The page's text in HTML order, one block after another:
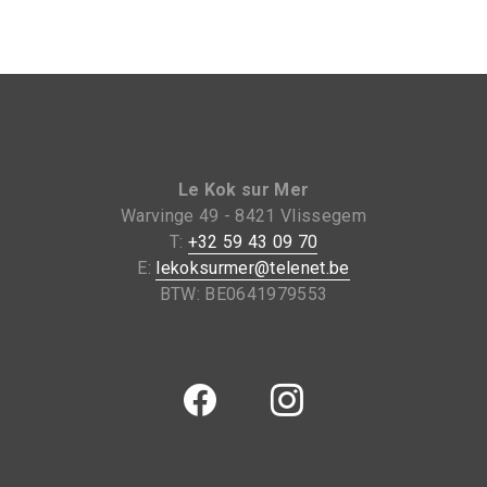
Le Kok sur Mer
Warvinge 49 - 8421 Vlissegem
T: +32 59 43 09 70
E: lekoksurmer@telenet.be
BTW: BE0641979553